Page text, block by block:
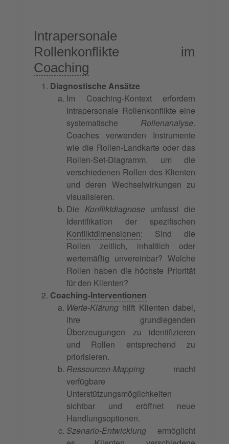
Intrapersonale
Rollenkonflikte im
Coaching
Diagnostische Ansätze
Im Coaching-Kontext erfordern
Intrapersonale Rollenkonflikte eine
systematische Rollenanalyse.
Coaches verwenden Instrumente
wie die Rollen-Landkarte oder das
Rollen-Set-Diagramm, um die
verschiedenen Rollen des Klienten
und deren Wechselwirkungen zu
visualisieren.
Die Konfliktdiagnoseumfasst die
Identifikation der spezifischen
Konfliktdimensionen: Sind die
Rollen zeitlich, inhaltlich oder
wertemäßig unvereinbar? Welche
Rollen haben die höchste Priorität
für den Klienten?
Coaching-Interventionen
Werte-Klärung hilft Klienten dabei,
ihre grundlegenden
Überzeugungen zu identifizieren
und Rollen entsprechend zu
priorisieren.
Ressourcen-Mapping macht
verfügbare
Unterstützungsmöglichkeiten
sichtbar und eröffnet neue
Handlungsoptionen.
Szenario-Entwicklung ermöglicht